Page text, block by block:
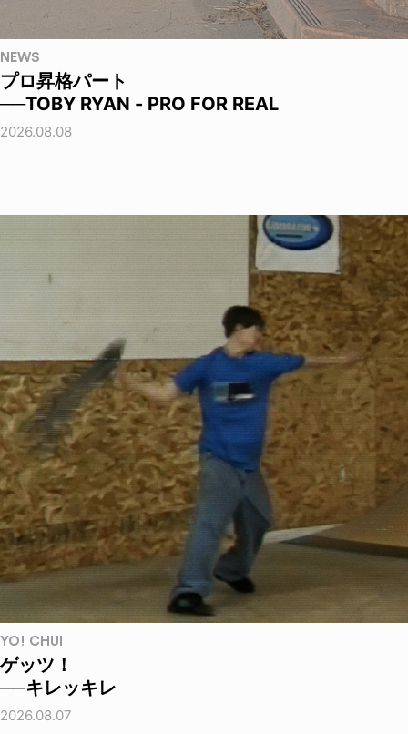
NEWS
プロ昇格パート
──TOBY RYAN - PRO FOR REAL
2026.08.08
YO! CHUI
ゲッツ！
──キレッキレ
2026.08.07